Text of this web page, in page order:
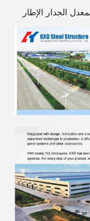
الجدار الإطار